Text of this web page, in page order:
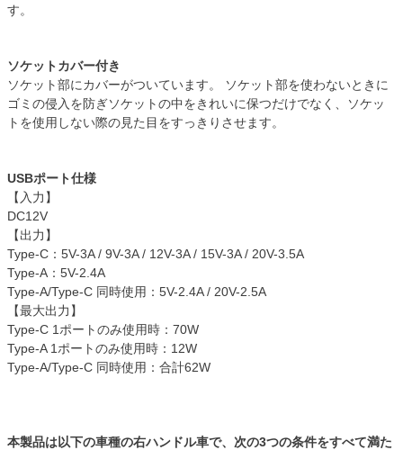
す。
ソケットカバー付き
ソケット部にカバーがついています。 ソケット部を使わないときに
ゴミの侵入を防ぎソケットの中をきれいに保つだけでなく、ソケッ
トを使用しない際の見た目をすっきりさせます。
USBポート仕様
【入力】
DC12V
【出力】
Type-C：5V-3A / 9V-3A / 12V-3A / 15V-3A / 20V-3.5A
Type-A：5V-2.4A
Type-A/Type-C 同時使用：5V-2.4A / 20V-2.5A
【最大出力】
Type-C 1ポートのみ使用時：70W
Type-A 1ポートのみ使用時：12W
Type-A/Type-C 同時使用：合計62W
本製品は以下の車種の右ハンドル車で、次の3つの条件をすべて満た